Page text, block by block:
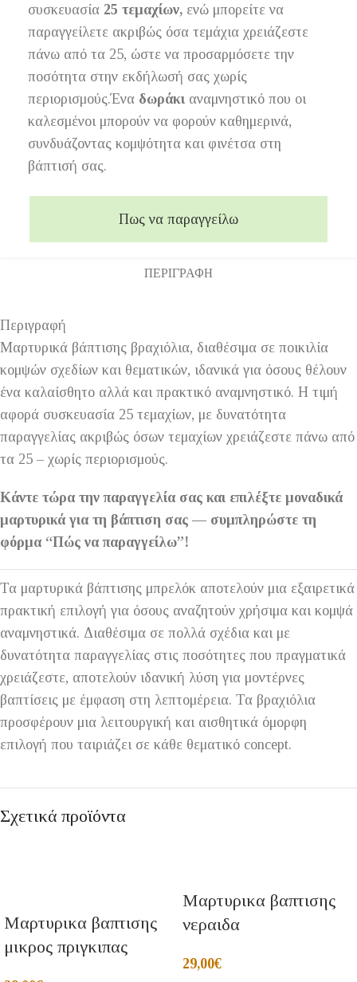
συσκευασία 25 τεμαχίων, ενώ μπορείτε να
παραγγείλετε ακριβώς όσα τεμάχια χρειάζεστε
πάνω από τα 25, ώστε να προσαρμόσετε την
ποσότητα στην εκδήλωσή σας χωρίς
περιορισμούς.Ένα δωράκι αναμνηστικό που οι
καλεσμένοι μπορούν να φορούν καθημερινά,
συνδυάζοντας κομψότητα και φινέτσα στη
βάπτισή σας.
Πως να παραγγείλω
ΠΕΡΙΓΡΑΦΉ
Περιγραφή
Μαρτυρικά βάπτισης βραχιόλια, διαθέσιμα σε ποικιλία
κομψών σχεδίων και θεματικών, ιδανικά για όσους θέλουν
ένα καλαίσθητο αλλά και πρακτικό αναμνηστικό. Η τιμή
αφορά συσκευασία 25 τεμαχίων, με δυνατότητα
παραγγελίας ακριβώς όσων τεμαχίων χρειάζεστε πάνω από
τα 25 – χωρίς περιορισμούς.
Κάντε τώρα την παραγγελία σας και επιλέξτε μοναδικά
μαρτυρικά για τη βάπτιση σας — συμπληρώστε τη
φόρμα “Πώς να παραγγείλω”!
Τα μαρτυρικά βάπτισης μπρελόκ αποτελούν μια εξαιρετικά
πρακτική επιλογή για όσους αναζητούν χρήσιμα και κομψά
αναμνηστικά. Διαθέσιμα σε πολλά σχέδια και με
δυνατότητα παραγγελίας στις ποσότητες που πραγματικά
χρειάζεστε, αποτελούν ιδανική λύση για μοντέρνες
βαπτίσεις με έμφαση στη λεπτομέρεια. Τα βραχιόλια
προσφέρουν μια λειτουργική και αισθητικά όμορφη
επιλογή που ταιριάζει σε κάθε θεματικό concept.
Σχετικά προϊόντα
Μαρτυρικα βαπτισης
μικρος πριγκιπας
Μαρτυρικα βαπτισης
νεραιδα
29,00€